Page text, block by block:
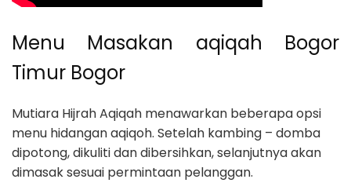
Menu Masakan aqiqah Bogor
Timur Bogor
Mutiara Hijrah Aqiqah menawarkan beberapa opsi
menu hidangan aqiqoh. Setelah kambing – domba
dipotong, dikuliti dan dibersihkan, selanjutnya akan
dimasak sesuai permintaan pelanggan.